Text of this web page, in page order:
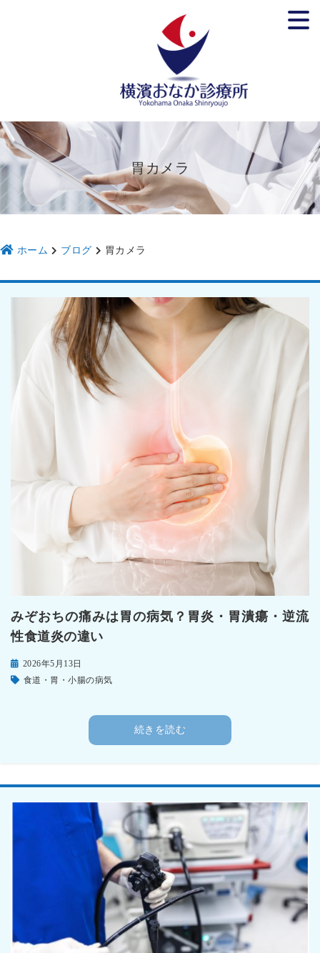
院長紹介
診療案内
予約 ブログ・お知らせ
アクセス スタッフ募集
かかりつけ医
肛門外科 内科
外科
苦痛の少ない
内視鏡検査
肥満治療 マンジャロ®
胃カメラ
ホーム ブログ 胃カメラ
みぞおちの痛みは胃の病気？胃炎・胃潰瘍・逆流
性食道炎の違い
2026年5月13日
食道・胃・小腸の病気
続きを読む